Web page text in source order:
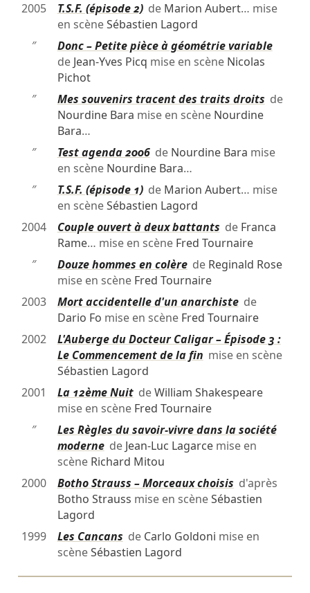
2005
T.S.F. (épisode 2)de Marion Aubert… mise
en scèneSébastien Lagord
″
Donc – Petite pièce à géométrie variable
de Jean-Yves Picq mise en scène Nicolas
Pichot
″
Mes souvenirs tracent des traits droits de
Nourdine Bara mise en scène Nourdine
Bara…
″
Test agenda 2006de Nourdine Bara mise
en scène Nourdine Bara…
″
T.S.F. (épisode 1)de Marion Aubert… mise
en scèneSébastien Lagord
2004
Couple ouvert à deux battants de Franca
Rame… mise en scène Fred Tournaire
″
Douze hommes en colèrede Reginald Rose
mise en scène Fred Tournaire
2003
Mort accidentelle d'un anarchistede
Dario Fo mise en scène Fred Tournaire
2002
L'Auberge du Docteur Caligar – Épisode 3 :
Le Commencement de la fin mise en scène
Sébastien Lagord
2001
La 12ème NuitdeWilliam Shakespeare
mise en scène Fred Tournaire
″
Les Règles du savoir-vivre dans la société
modernede Jean-Luc Lagarcemise en
scène Richard Mitou
2000
Botho Strauss – Morceaux choisis d'après
Botho Strauss mise en scèneSébastien
Lagord
1999
Les Cancans de Carlo Goldoni mise en
scèneSébastien Lagord